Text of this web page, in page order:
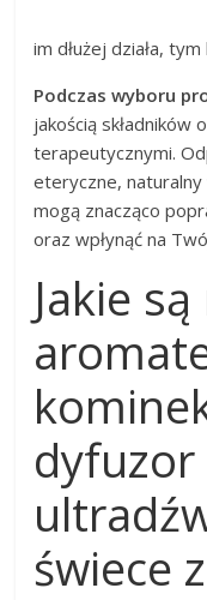
im dłużej działa,
Podczas wyboru
jakością składników
terapeutycznymi.
eteryczne,
mogą znacząco
oraz wpłynąć na
Jakie
dyfuzor
świece